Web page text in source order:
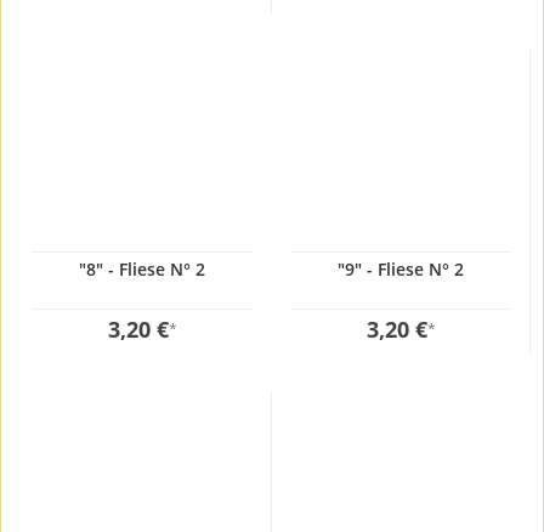
"8" - Fliese N° 2
3,20 €*
"9" - Fliese N° 2
3,20 €*